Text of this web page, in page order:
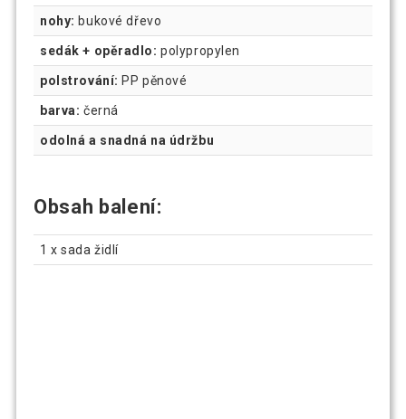
nohy: bukové dřevo
sedák + opěradlo: polypropylen
polstrování: PP pěnové
barva: černá
odolná a snadná na údržbu
Obsah balení:
1 x sada židlí